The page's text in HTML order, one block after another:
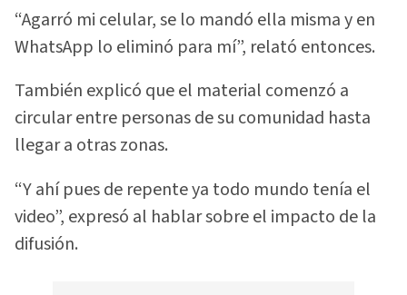
“Agarró mi celular, se lo mandó ella misma y en
WhatsApp lo eliminó para mí”, relató entonces.
También explicó que el material comenzó a
circular entre personas de su comunidad hasta
llegar a otras zonas.
“Y ahí pues de repente ya todo mundo tenía el
video”, expresó al hablar sobre el impacto de la
difusión.